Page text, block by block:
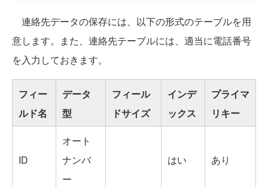
連絡先データの保存には、以下の形式のテーブルを用
意します。また、連絡先テーブルには、適当に電話番号
を入力しておきます。
フィー
ルド名
データ
型
フィール
ドサイズ
インデ
ックス
プライマ
リキー
ID
オート
ナンバ
ー
はい あり